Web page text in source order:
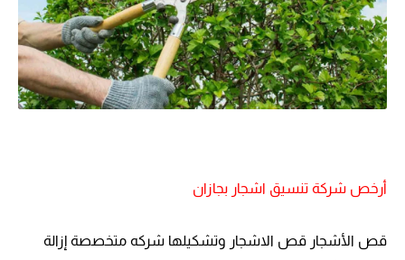
أرخص شركة تنسيق اشجار بجازان
قص الأشجار قص الاشجار وتشكيلها شركه متخصصة إزالة